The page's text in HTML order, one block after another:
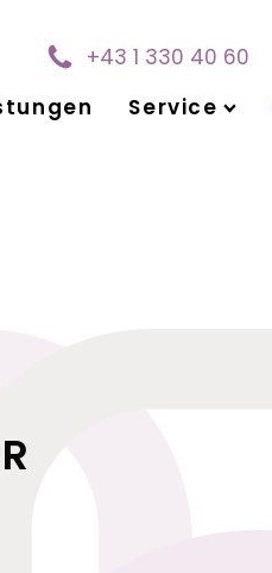
+43 1 330 40 60
Service